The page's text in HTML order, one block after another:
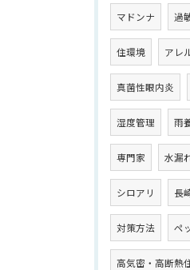
マドンナ 過
住環境 アレ
真菌性眼内炎
湿度管理 雨
専門家 水漏
シロアリ 長
対策方法 ペ
高気密・高断熱